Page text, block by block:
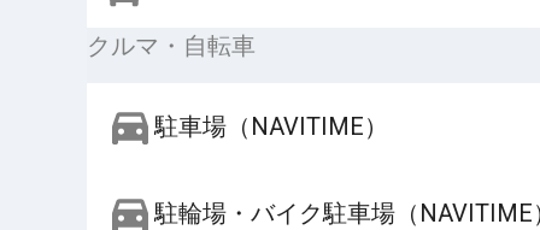
クルマ・自転車
駐車場（NAVITIME）
駐輪場・バイク駐車場（NAVITIME